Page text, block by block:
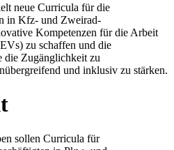
neue Curricula für die
in Kfz- und Zweirad-
Kompetenzen für die Arbeit
zu schaffen und die
die Zugänglichkeit zu
und inklusiv zu stärken.
sollen Curricula für